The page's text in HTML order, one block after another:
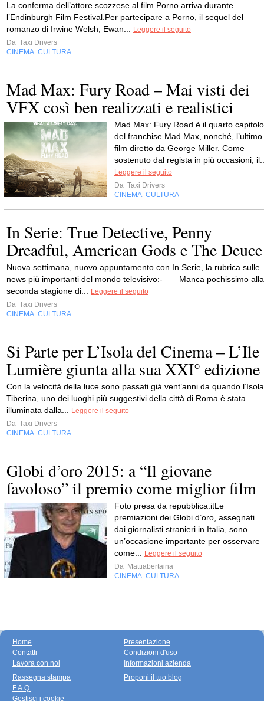
La conferma dell’attore scozzese al film Porno arriva durante
l’Endinburgh Film Festival.Per partecipare a Porno, il sequel del
romanzo di Irwine Welsh, Ewan... Leggere il seguito
Da Taxi Drivers
CINEMA, CULTURA
Mad Max: Fury Road – Mai visti dei
VFX così ben realizzati e realistici
Mad Max: Fury Road è il quarto capitolo
del franchise Mad Max, nonché, l’ultimo
film diretto da George Miller. Come
sostenuto dal regista in più occasioni,
Leggere il seguito
Da Taxi Drivers
CINEMA, CULTURA
In Serie: True Detective, Penny
Dreadful, American Gods e The Deuce
Nuova settimana, nuovo appuntamento con In Serie, la rubrica sulle
news più importanti del mondo televisivo:- Manca pochissimo alla
seconda stagione di... Leggere il seguito
Da Taxi Drivers
CINEMA, CULTURA
Si Parte per L’Isola del Cinema – L’Ile
Lumière giunta alla sua XXI° edizione
Con la velocità della luce sono passati già vent’anni da quando l’Isola
Tiberina, uno dei luoghi più suggestivi della città di Roma è stata
illuminata dalla... Leggere il seguito
Da Taxi Drivers
CINEMA, CULTURA
Globi d’oro 2015: a “Il giovane
favoloso” il premio come miglior film
Foto presa da repubblica.itLe
premiazioni dei Globi d’oro, assegnati
dai giornalisti stranieri in Italia, sono
un’occasione importante per osservare
come... Leggere il seguito
Da Mattiabertaina
CINEMA, CULTURA
Home
Contatti
Lavora con noi
Presentazione
Condizioni d'uso
Informazioni azienda
Rassegna stampa
F.A.Q.
Gestisci i cookie
Proponi il tuo blog